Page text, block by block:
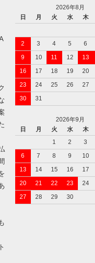
2026年8月
日
月 火 水 木
2
3 4 5 6
9
10 11 12 13
16
17 18 19 20
23
24 25 26 27
30
31
2026年9月
日
月 火 水 木
1
2 3
6
7 8 9 10
13
14 15 16 17
20
21 22 23 24
27
28 29 30